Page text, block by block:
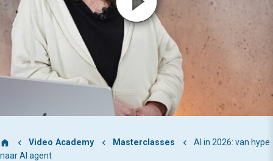
Video Academy Masterclasses
AI in 2026: van hype
naar AI agent